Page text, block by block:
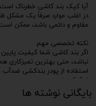
آیا کپک بند کاشی خطرناک
در اغلب موارد صرفاً یک مشکل
مقاوم و دائمی باشد، ممکن
نکته تخصصی مهم
اگر بند کاشی شما کیفیت پایین
نباشد، حتی بهترین تمیزکاری
استفاده از پودر بندکشی
از کپک دارد.
کاریزما برای این سوال شما راه
بایگانی نوشته ها